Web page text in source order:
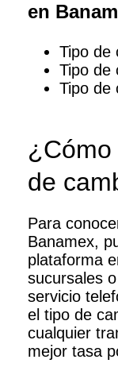
en
Tipo de
Tipo de
Tipo de
de
Para
Banamex,
plataforma
sucursales
servicio
el tipo de
cualquier
mejor tasa